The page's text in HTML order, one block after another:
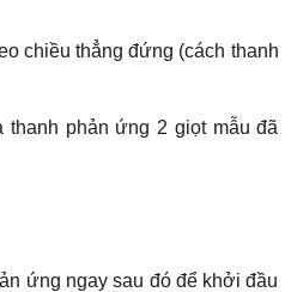
chiều thẳng đứng (cách thanh
phản ứng 2 giọt mẫu đã
ứng ngay sau đó để khởi đầu